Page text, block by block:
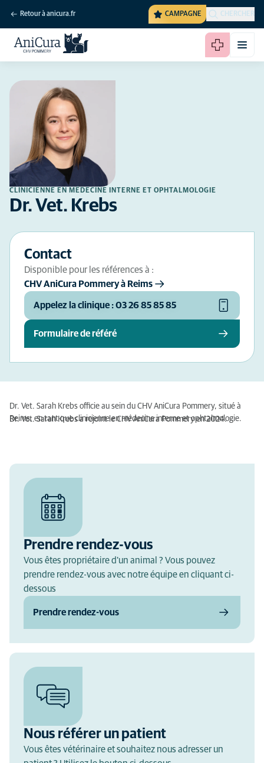
Retour à anicura.fr CAMPAGNE CHERCHER
CLINICIENNE EN MÉDECINE INTERNE ET OPHTALMOLOGIE
Dr. Vet. Krebs
Contact
Disponible pour les références à :
CHV AniCura Pommery à Reims
Appelez la clinique : 03 26 85 85 85
Formulaire de référé
Dr. Vet. Sarah Krebs officie au sein du CHV AniCura Pommery, situé à
Reims, en tant que clinicienne en médecine interne et ophtalmologie.
Dr. Vet. Sarah Krebs a rejoint le CHV AniCura Pommery en 2024.
Prendre rendez-vous
Vous êtes propriétaire d'un animal ? Vous pouvez
prendre rendez-vous avec notre équipe en cliquant ci-
dessous
Prendre rendez-vous
Nous référer un patient
Vous êtes vétérinaire et souhaitez nous adresser un